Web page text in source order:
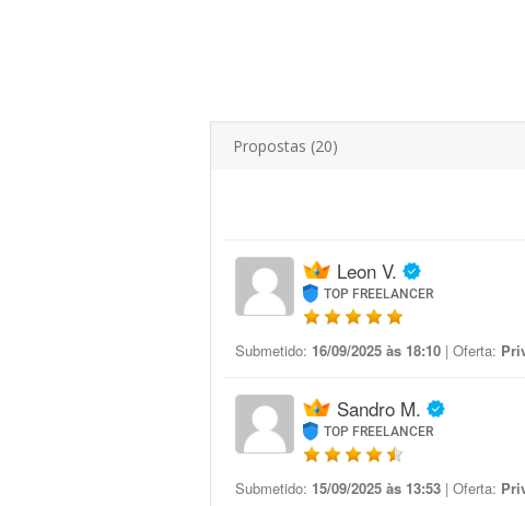
Propostas (20)
Leon V.
TOP FREELANCER
Submetido: 16/09/2025 às 18:10 | Oferta:
Sandro M.
TOP FREELANCER
Submetido: 15/09/2025 às 13:53 | Oferta: